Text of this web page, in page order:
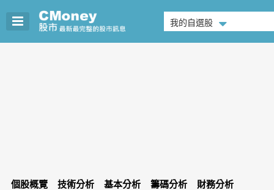
我的自選股
個股概覽 技術分析 基本分析 籌碼分析 財務分析